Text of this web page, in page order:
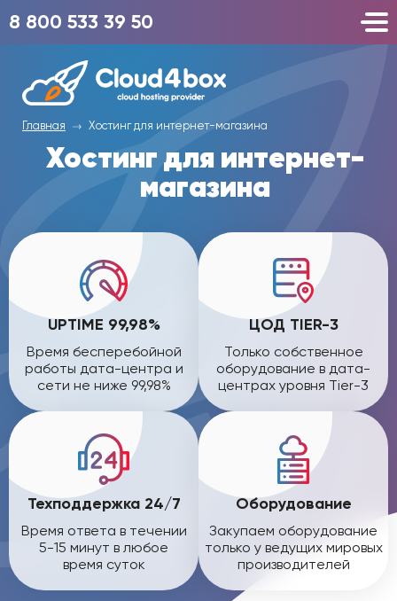
8 800 533 39 50
Главная Хостинг для интернет-магазина
Хостинг для интернет-
магазина
UPTIME 99,98%
Время бесперебойной
работы дата-центра и
сети не ниже 99,98%
ЦОД TIER-3
Только собственное
оборудование в дата-
центрах уровня Tier-3
Техподдержка 24/7
Время ответа в течении
5-15 минут в любое
время суток
Оборудование
Закупаем оборудование
только у ведущих мировых
производителей